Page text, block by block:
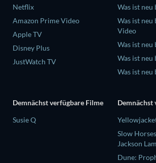
Netflix
Amazon Prime Video
Apple TV
Disney Plus
JustWatch TV
Was ist
Was ist neu
Video
Was ist neu
Was ist neu
Was ist neu
Demnächst verfügbare Filme
Susie Q
Demnächst
Slow
Jackson
Dune: